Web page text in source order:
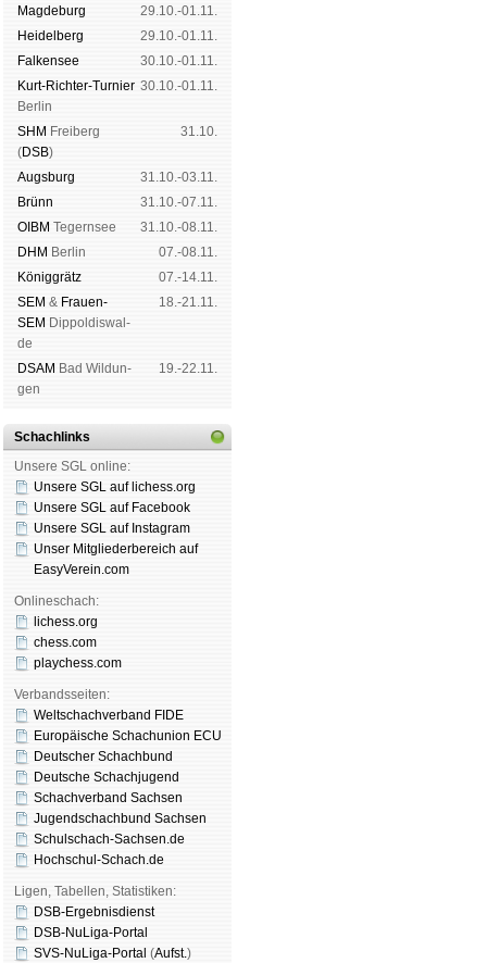
Mag­de­burg
29.10.-01.11.
Hei­del­berg
29.10.-01.11.
Fal­ken­see
30.10.-01.11.
Kurt-Rich­ter-Tur­nier
Ber­lin
30.10.-01.11.
SHM Frei­berg
(DSB)
31.10.
Augs­burg
31.10.-03.11.
Brünn
31.10.-07.11.
OIBM Tegern­see
31.10.-08.11.
DHM Ber­lin
07.-08.11.
König­grätz
07.-14.11.
SEM & Frauen-
SEM Dip­pol­dis­wal­
de
18.-21.11.
DSAM Bad Wil­dun­
gen
19.-22.11.
Schachlinks
Unsere SGL online:
Unsere SGL auf li­chess.org
Unsere SGL auf Face­book
Unsere SGL auf Insta­gram
Unser Mitgliederbereich auf
EasyVerein.com
Onlineschach:
lichess.org
chess.com
playchess.com
Verbandsseiten:
Weltschachverband FIDE
Europäische Schachunion ECU
Deutscher Schachbund
Deutsche Schachjugend
Schachverband Sachsen
Jugendschachbund Sachsen
Schulschach-Sachsen.de
Hochschul-Schach.de
Ligen, Tabellen, Statistiken:
DSB-Ergebnisdienst
DSB-NuLiga-Portal
SVS-NuLiga-Portal (Aufst.)